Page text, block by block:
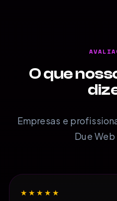
O que
Empresas e
Due
★★★★★